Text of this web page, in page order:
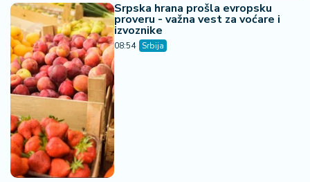
Srpska hrana prošla evropsku
proveru - važna vest za voćare i
izvoznike
08:54 Srbija